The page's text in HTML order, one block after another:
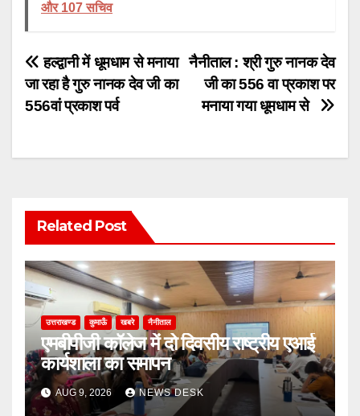
और 107 सचिव
Post
navigation
नैनीताल : श्री गुरु नानक देव
जी का 556 वा प्रकाश पर
मनाया गया धूमधाम से
हल्द्वानी में धूमधाम से मनाया
जा रहा है गुरु नानक देव जी का
556वां प्रकाश पर्व
Related Post
उत्तराखण्ड कुमाऊँ खबरे नैनीताल
एमबीपीजी कॉलेज में दो दिवसीय राष्ट्रीय एआई
कार्यशाला का समापन
AUG 9, 2026 NEWS DESK